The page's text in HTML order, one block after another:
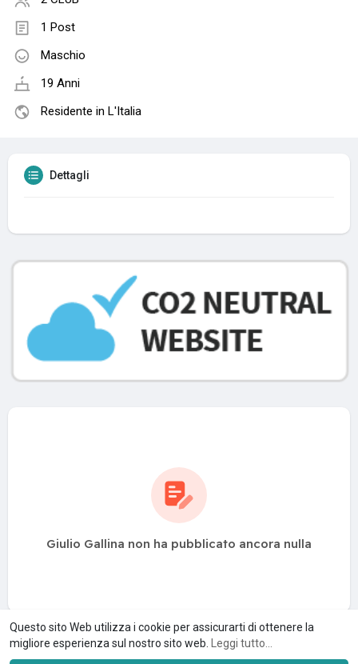
Questo sito Web utilizza i cookie per assicurarti di ottenere la
migliore esperienza sul nostro sito web.
Leggi tutto...
1 Post
Maschio
19 Anni
Residente in L'Italia
Dettagli
Giulio Gallina non ha pubblicato ancora nulla